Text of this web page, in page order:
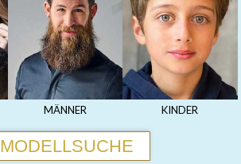
MÄNNER KINDER
MODELLSUCHE